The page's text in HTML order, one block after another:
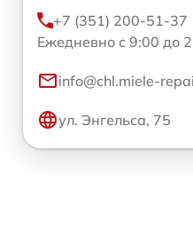
+7 (351) 200-51-37
Ежедневно с 9:00 до
info@chl.miele-
ул. Энгельса, 75